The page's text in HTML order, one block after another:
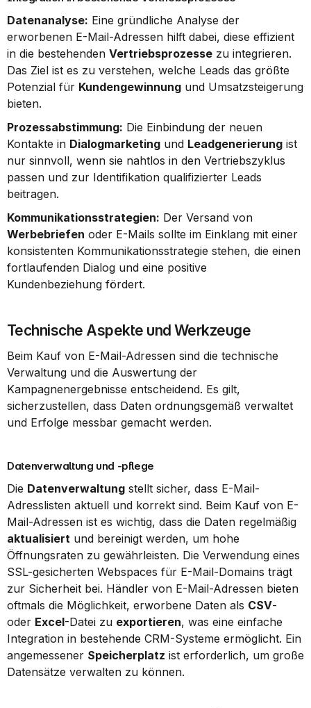
Datenanalyse: Eine gründliche Analyse der
erworbenen E-Mail-Adressen hilft dabei, diese effizient
in die bestehenden Vertriebsprozesse zu integrieren.
Das Ziel ist es zu verstehen, welche Leads das größte
Potenzial für Kundengewinnung und Umsatzsteigerung
bieten.
Prozessabstimmung: Die Einbindung der neuen
Kontakte in Dialogmarketing und Leadgenerierung ist
nur sinnvoll, wenn sie nahtlos in den Vertriebszyklus
passen und zur Identifikation qualifizierter Leads
beitragen.
Kommunikationsstrategien:
Werbebriefen oder E-Mails sollte im Einklang mit einer
konsistenten Kommunikationsstrategie stehen, die einen
fortlaufenden Dialog und eine positive
Kundenbeziehung fördert.
Technische Aspekte und Werkzeuge
Beim Kauf von E-Mail-Adressen sind die technische
Verwaltung und die Auswertung der
Kampagnenergebnisse entscheidend. Es gilt,
sicherzustellen, dass Daten ordnungsgemäß verwaltet
und Erfolge messbar gemacht werden.
Datenverwaltung und -pflege
Die Datenverwaltung stellt sicher, dass E-Mail-
Adresslisten aktuell und korrekt sind. Beim Kauf von E-
aktualisiert und bereinigt werden, um hohe
Öffnungsraten zu gewährleisten. Die Verwendung eines
SSL-gesicherten Webspaces für E-Mail-Domains trägt
zur Sicherheit bei. Händler von E-Mail-Adressen bieten
oftmals die Möglichkeit, erworbene Daten als CSV-
oder Excel-Datei zu exportieren, was eine einfache
Integration in bestehende CRM-Systeme ermöglicht. Ein
angemessener Speicherplatz ist erforderlich, um große
Datensätze verwalten zu können.